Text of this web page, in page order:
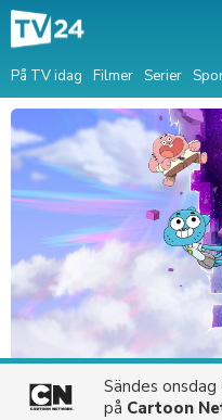
På TV idag Filmer Serier
Sändes onsdag
på Cartoon